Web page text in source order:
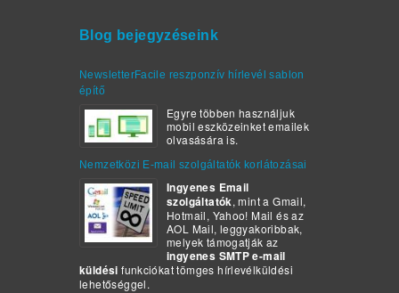
Blog bejegyzéseink
NewsletterFacile reszponzív hírlevél sablon
építő
Egyre többen használjuk
mobil eszközeinket emailek
olvasására is.
Nemzetközi E-mail szolgáltatók korlátozásai
Ingyenes Email
szolgáltatók, mint a Gmail,
Hotmail, Yahoo! Mail és az
AOL Mail, leggyakoribbak,
melyek támogatják az
ingyenes SMTP e-mail
küldésifunkciókat tömges hírlevélküldési
lehetőséggel.